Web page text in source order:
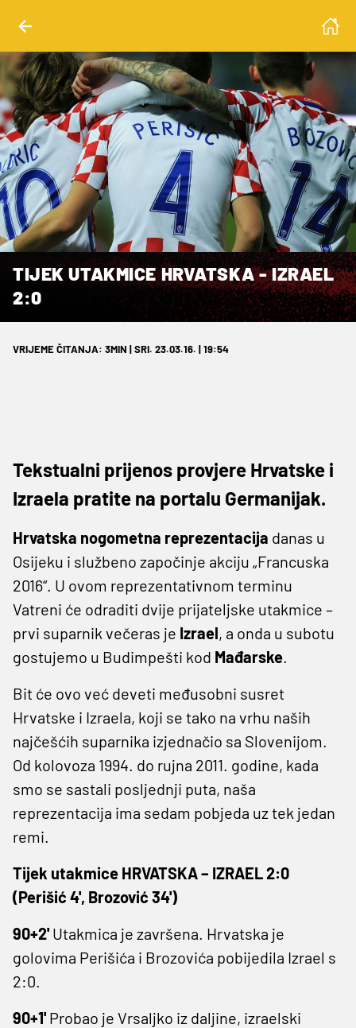
TIJEK UTAKMICE HRVATSKA - IZRAEL
2:0
VRIJEME ČITANJA: 3MIN | SRI. 23.03.16. | 19:54
Tekstualni prijenos provjere Hrvatske i
Izraela pratite na portalu Germanijak.
Hrvatska nogometna reprezentacija danas u
Osijeku i službeno započinje akciju „Francuska
2016“. U ovom reprezentativnom terminu
Vatreni će odraditi dvije prijateljske utakmice –
prvi suparnik večeras je Izrael, a onda u subotu
gostujemo u Budimpešti kod Mađarske.
Bit će ovo već deveti međusobni susret
Hrvatske i Izraela, koji se tako na vrhu naših
najčešćih suparnika izjednačio sa Slovenijom.
Od kolovoza 1994. do rujna 2011. godine, kada
smo se sastali posljednji puta, naša
reprezentacija ima sedam pobjeda uz tek jedan
remi.
Tijek utakmice HRVATSKA – IZRAEL 2:0
(Perišić 4', Brozović 34')
90+2' Utakmica je završena. Hrvatska je
golovima Perišića i Brozovića pobijedila Izrael s
2:0.
90+1' Probao je Vrsaljko iz daljine, izraelski